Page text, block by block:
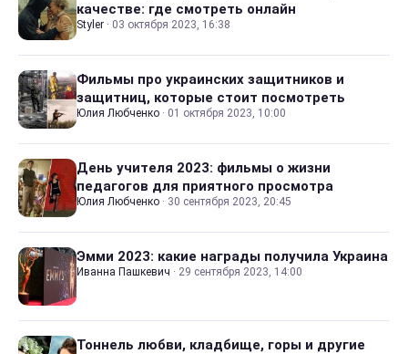
качестве: где смотреть онлайн
Styler · 03 октября 2023, 16:38
Фильмы про украинских защитников и
защитниц, которые стоит посмотреть
Юлия Любченко · 01 октября 2023, 10:00
День учителя 2023: фильмы о жизни
педагогов для приятного просмотра
Юлия Любченко · 30 сентября 2023, 20:45
Эмми 2023: какие награды получила Украина
Иванна Пашкевич · 29 сентября 2023, 14:00
Тоннель любви, кладбище, горы и другие